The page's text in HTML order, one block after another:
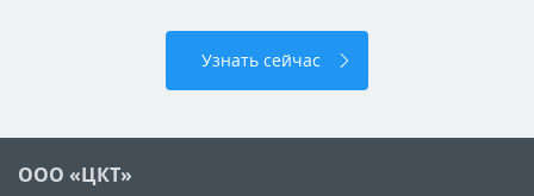
Узнать сейчас
ООО «ЦКТ»